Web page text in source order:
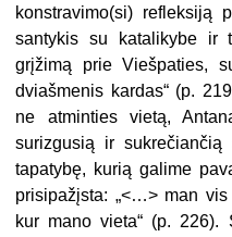
konstravimo(si) refleksiją
santykis su katalikybe ir
grįžimą prie Viešpaties,
dviašmenis kardas“ (p.
ne atminties vietą,
surizgusią ir
tapatybę, kurią galime
prisipažįsta: „<…> man
kur mano vieta“ (p. 226).